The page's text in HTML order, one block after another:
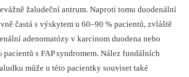
žaludeční antrum. Naproti tomu duodenální
častá s výskytem u 60–90 % pacientů, zvláště
adenomatózy v karcinom duodena nebo
s FAP syndromem. Nález fundálních
může u této pacientky souviset také